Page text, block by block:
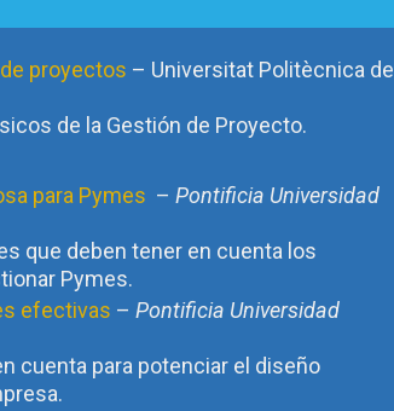
proyectos – Universitat Politècnica de
de la Gestión de Proyecto.
para Pymes – Pontificia Universidad
que deben tener en cuenta los
Pymes.
efectivas – Pontificia Universidad
cuenta para potenciar el diseño